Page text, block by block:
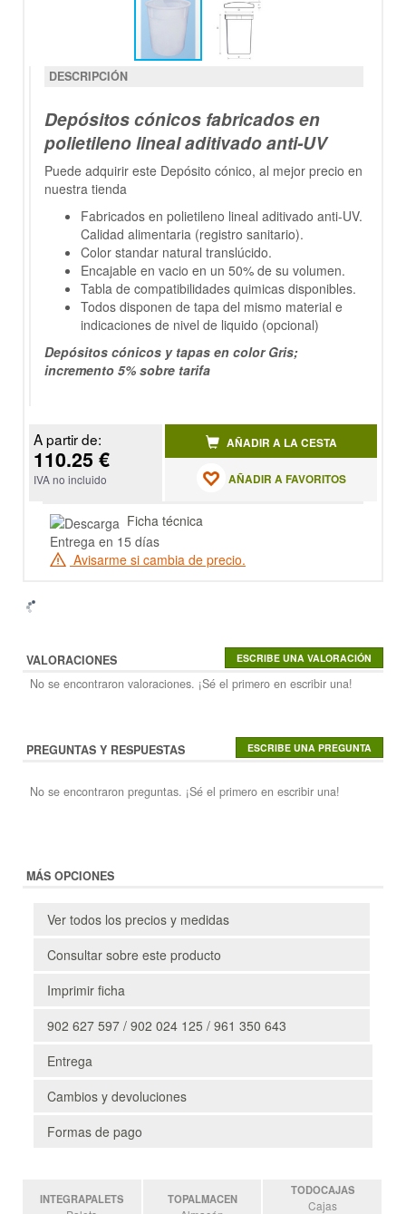
DESCRIPCIÓN
Depósitos cónicos fabricados en
polietileno lineal aditivado anti-UV
Puede adquirir este Depósito cónico, al mejor precio en
nuestra tienda
Fabricados en polietileno lineal aditivado anti-UV.
Calidad alimentaria (registro sanitario).
Color standar natural translúcido.
Encajable en vacio en un 50% de su volumen.
Tabla de compatibilidades quimicas disponibles.
Todos disponen de tapa del mismo material e
indicaciones de nivel de liquido (opcional)
Depósitos cónicos y tapas en color Gris;
incremento 5% sobre tarifa
A partir de:
110.25 €
IVA no incluido
AÑADIR A LA CESTA
AÑADIR A FAVORITOS
Ficha técnica
Entrega en 15 días
Avisarme si cambia de precio.
VALORACIONES
No se encontraron valoraciones. ¡Sé el primero en escribir una!
PREGUNTAS Y RESPUESTAS
No se encontraron preguntas. ¡Sé el primero en escribir una!
MÁS OPCIONES
Ver todos los precios y medidas
Consultar sobre este producto
Imprimir ficha
902 627 597 / 902 024 125 / 961 350 643
Entrega
Cambios y devoluciones
Formas de pago
INTEGRAPALETS TOPALMACEN
TODOCAJAS
Cajas